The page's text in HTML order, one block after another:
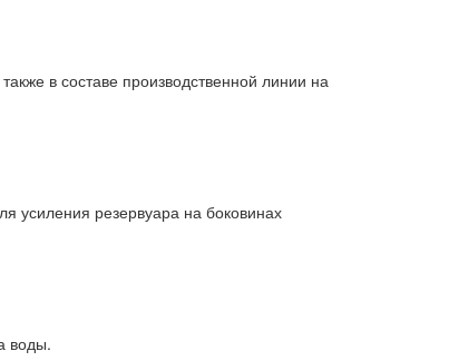
в составе производственной линии на
усиления резервуара на боковинах
воды.